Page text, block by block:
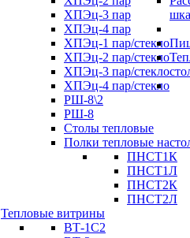
ХПЭц-3 пар
ХПЭц-4 пар
ХПЭц-1 пар/стекло
ХПЭц-2 пар/стекло
ХПЭц-3 пар/стекло
ХПЭц-4 пар/стекло
РШ-8\2
РШ-8
Столы тепловые
Полки тепловые
ПНСТ1К
ПНСТ1Л
ПНСТ2К
ПНСТ2Л
Тепловые витрины
ВТ-1С2